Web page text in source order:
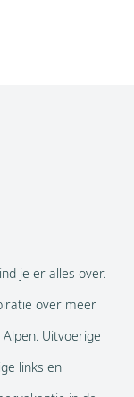
je er alles over.
over meer
Uitvoerige
links en